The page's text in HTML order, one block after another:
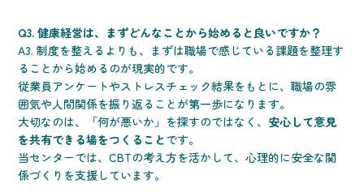
Q3. 健康経営は、まずどんなことから始めると良いですか？
A3. 制度を整えるよりも、まずは職場で感じている課題を整理す
ることから始めるのが現実的です。
従業員アンケートやストレスチェック結果をもとに、職場の雰
囲気や人間関係を振り返ることが第一歩になります。
大切なのは、「何が悪いか」を探すのではなく、 安心して意見
を共有できる場をつくることです。
当センターでは、CBTの考え方を活かして、心理的に安全な関
係づくりを支援しています。